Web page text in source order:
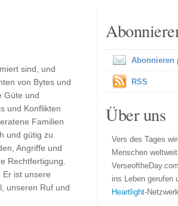
sind, und
von Bytes und
Güte und
und Konflikten
Familien
und gütig zu
Angriffe und
Rechtfertigung.
Er ist unsere
unseren Ruf und
Abonnieren
RSS
Über uns
Vers des Tages
Menschen
ins Leben gerufen
Heartlight-